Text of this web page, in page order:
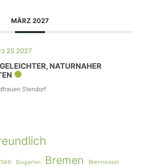
MÄRZ 2027
25 2027
NATURNAHER
Stendorf
Biogarten Bremen Brennessel